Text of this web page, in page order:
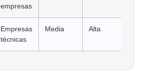
empresas
Empresas
técnicas
Media Alta